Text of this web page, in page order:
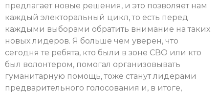
предлагает новые решения, и это позволяет нам
каждый электоральный цикл, то есть перед
каждыми выборами обратить внимание на таких
новых лидеров. Я больше чем уверен, что
сегодня те ребята, кто были в зоне СВО или кто
был волонтером, помогал организовывать
гуманитарную помощь, тоже станут лидерами
предварительного голосования и, в итоге,